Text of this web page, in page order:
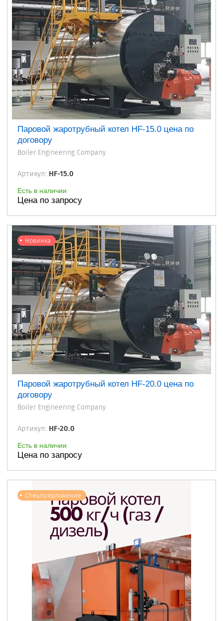
Паровой жаротрубный котел HF-15.0 цена по
договору
Boiler Engineering Company
Артикул: HF-15.0
Есть в наличии
Цена по запросу
Новинка
Паровой жаротрубный котел HF-20.0 цена по
договору
Boiler Engineering Company
Артикул: HF-20.0
Есть в наличии
Цена по запросу
Спецпредложение